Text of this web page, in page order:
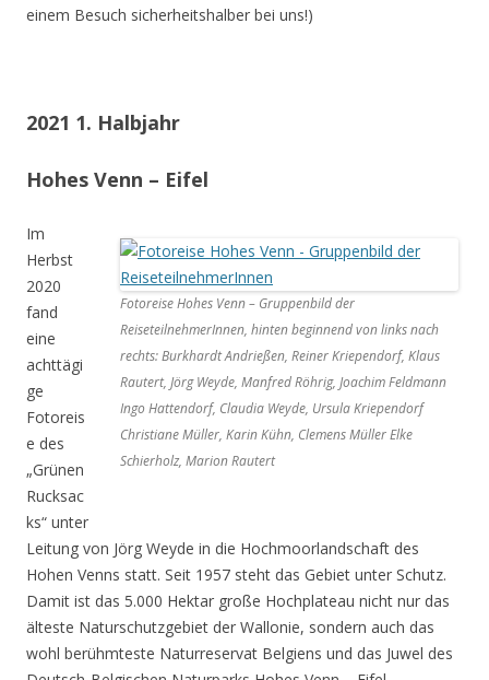
einem Besuch sicherheitshalber bei uns!)
2021 1. Halbjahr
Hohes Venn – Eifel
Fotoreise Hohes Venn – Gruppenbild der
ReiseteilnehmerInnen, hinten beginnend von links nach
rechts: Burkhardt Andrießen, Reiner Kriependorf, Klaus
Rautert, Jörg Weyde, Manfred Röhrig, Joachim Feldmann
Ingo Hattendorf, Claudia Weyde, Ursula Kriependorf
Christiane Müller, Karin Kühn, Clemens Müller Elke
Schierholz, Marion Rautert
Im
Herbst
2020
fand
eine
achttägi
ge
Fotoreis
e des
„Grünen
Rucksac
ks“ unter
Leitung von Jörg Weyde in die Hochmoorlandschaft des
Hohen Venns statt. Seit 1957 steht das Gebiet unter Schutz.
Damit ist das 5.000 Hektar große Hochplateau nicht nur das
älteste Naturschutzgebiet der Wallonie, sondern auch das
wohl berühmteste Naturreservat Belgiens und das Juwel des